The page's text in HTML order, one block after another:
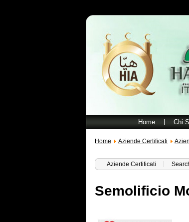
Home Chi
Home Aziende Certificati
Aziende Certificati
Semolificio